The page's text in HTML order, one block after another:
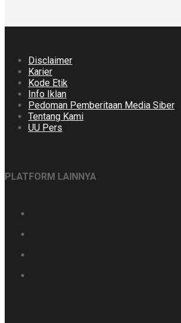
Disclaimer
Karier
Kode Etik
Info Iklan
Pedoman Pemberitaan Media Siber
Tentang Kami
UU Pers
PLATFORM LAINNYA